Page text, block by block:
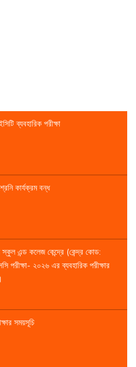
ব্যবহারিক পরীক্ষা
কার্যক্রম বন্ধ
স্কুল এন্ড কলেজ কেন্দ্রে (কেন্দ্র কোড:
পরীক্ষা- ২০২৬ এর ব্যবহারিক পরীক্ষার
সময়সূচি